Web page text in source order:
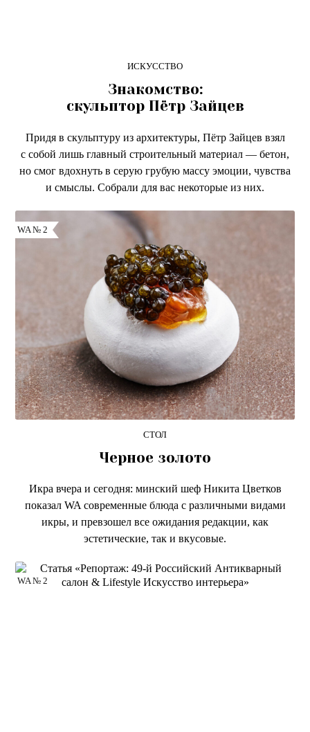
ИСКУССТВО
Знакомство:
скульптор Пётр Зайцев
Придя в скульптуру из архитектуры, Пётр Зайцев взял
с собой лишь главный строительный материал — бетон,
но смог вдохнуть в серую грубую массу эмоции, чувства
и смыслы. Собрали для вас некоторые из них.
WA № 2
СТОЛ
Черное золото
Икра вчера и сегодня: минский шеф Никита Цветков
показал WA современные блюда с различными видами
икры, и превзошел все ожидания редакции, как
эстетические, так и вкусовые.
WA № 2